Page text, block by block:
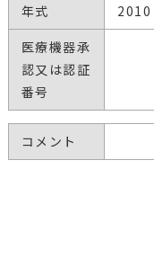
年式
2010
医療機器承
認又は認証
番号
コメント